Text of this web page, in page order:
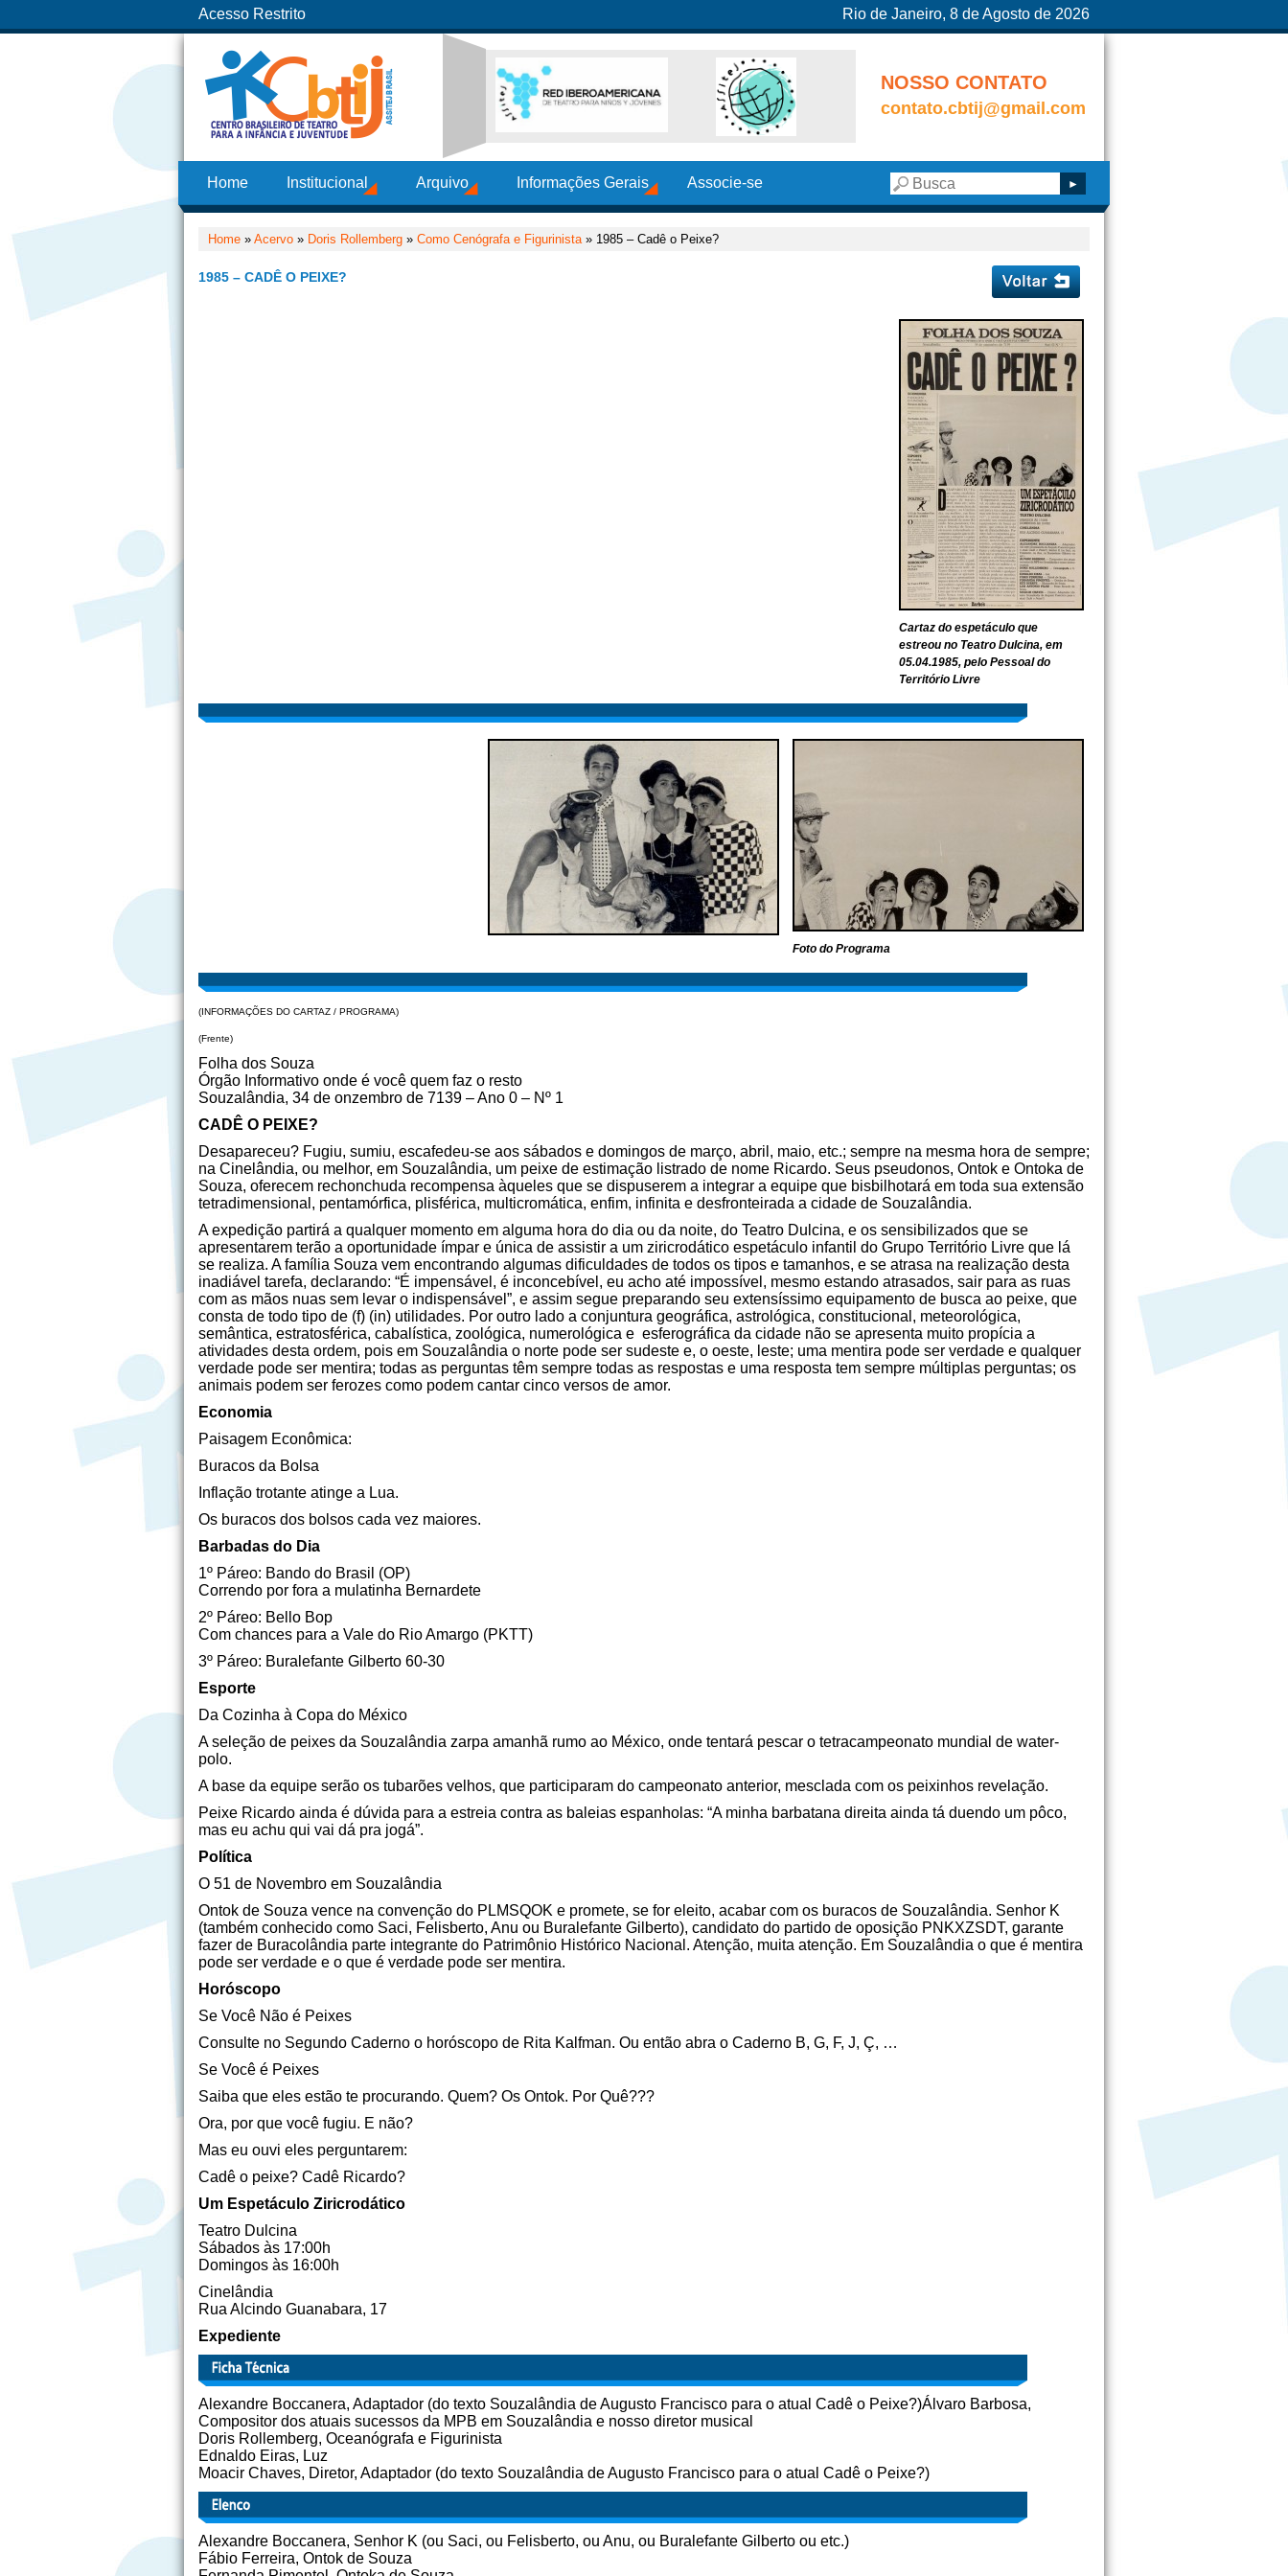
Acesso Restrito Rio de Janeiro, 8 de Agosto de 2026
NOSSO CONTATO
contato.cbtij@gmail.com
Home Institucional Arquivo Informações Gerais Associe-se
Home » Acervo » Doris Rollemberg » Como Cenógrafa e Figurinista» 1985 – Cadê o Peixe?
1985 – CADÊ O PEIXE?
Cartaz do espetáculo que
estreou no Teatro Dulcina, em
05.04.1985, pelo Pessoal do
Território Livre
Foto do Programa
(INFORMAÇÕES DO CARTAZ / PROGRAMA)
(Frente)
Folha dos Souza
Órgão Informativo onde é você quem faz o resto
Souzalândia, 34 de onzembro de 7139 – Ano 0 – Nº 1
CADÊ O PEIXE?
Desapareceu? Fugiu, sumiu, escafedeu-se aos sábados e domingos de março, abril, maio, etc.; sempre na mesma hora de sempre;
na Cinelândia, ou melhor, em Souzalândia, um peixe de estimação listrado de nome Ricardo. Seus pseudonos, Ontok e Ontoka de
Souza, oferecem rechonchuda recompensa àqueles que se dispuserem a integrar a equipe que bisbilhotará em toda sua extensão
tetradimensional, pentamórfica, plisférica, multicromática, enfim, infinita e desfronteirada a cidade de Souzalândia.
A expedição partirá a qualquer momento em alguma hora do dia ou da noite, do Teatro Dulcina, e os sensibilizados que se
apresentarem terão a oportunidade ímpar e única de assistir a um ziricrodático espetáculo infantil do Grupo Território Livre que lá
se realiza. A família Souza vem encontrando algumas dificuldades de todos os tipos e tamanhos, e se atrasa na realização desta
inadiável tarefa, declarando: “É impensável, é inconcebível, eu acho até impossível, mesmo estando atrasados, sair para as ruas
com as mãos nuas sem levar o indispensável”, e assim segue preparando seu extensíssimo equipamento de busca ao peixe, que
consta de todo tipo de (f) (in) utilidades. Por outro lado a conjuntura geográfica, astrológica, constitucional, meteorológica,
semântica, estratosférica, cabalística, zoológica, numerológica e esferográfica da cidade não se apresenta muito propícia a
atividades desta ordem, pois em Souzalândia o norte pode ser sudeste e, o oeste, leste; uma mentira pode ser verdade e qualquer
verdade pode ser mentira; todas as perguntas têm sempre todas as respostas e uma resposta tem sempre múltiplas perguntas; os
animais podem ser ferozes como podem cantar cinco versos de amor.
Economia
Paisagem Econômica:
Buracos da Bolsa
Inflação trotante atinge a Lua.
Os buracos dos bolsos cada vez maiores.
Barbadas do Dia
1º Páreo: Bando do Brasil (OP)
Correndo por fora a mulatinha Bernardete
2º Páreo: Bello Bop
Com chances para a Vale do Rio Amargo (PKTT)
3º Páreo: Buralefante Gilberto 60-30
Esporte
Da Cozinha à Copa do México
A seleção de peixes da Souzalândia zarpa amanhã rumo ao México, onde tentará pescar o tetracampeonato mundial de water-
polo.
A base da equipe serão os tubarões velhos, que participaram do campeonato anterior, mesclada com os peixinhos revelação.
Peixe Ricardo ainda é dúvida para a estreia contra as baleias espanholas: “A minha barbatana direita ainda tá duendo um pôco,
mas eu achu qui vai dá pra jogá”.
Política
O 51 de Novembro em Souzalândia
Ontok de Souza vence na convenção do PLMSQOK e promete, se for eleito, acabar com os buracos de Souzalândia. Senhor K
(também conhecido como Saci, Felisberto, Anu ou Buralefante Gilberto), candidato do partido de oposição PNKXZSDT, garante
fazer de Buracolândia parte integrante do Patrimônio Histórico Nacional. Atenção, muita atenção. Em Souzalândia o que é mentira
pode ser verdade e o que é verdade pode ser mentira.
Horóscopo
Se Você Não é Peixes
Consulte no Segundo Caderno o horóscopo de Rita Kalfman. Ou então abra o Caderno B, G, F, J, Ç, …
Se Você é Peixes
Saiba que eles estão te procurando. Quem? Os Ontok. Por Quê???
Ora, por que você fugiu. E não?
Mas eu ouvi eles perguntarem:
Cadê o peixe? Cadê Ricardo?
Um Espetáculo Ziricrodático
Teatro Dulcina
Sábados às 17:00h
Domingos às 16:00h
Cinelândia
Rua Alcindo Guanabara, 17
Expediente
Alexandre Boccanera, Adaptador (do texto Souzalândia de Augusto Francisco para o atual Cadê o Peixe?)Álvaro Barbosa,
Compositor dos atuais sucessos da MPB em Souzalândia e nosso diretor musical
Doris Rollemberg, Oceanógrafa e Figurinista
Ednaldo Eiras, Luz
Moacir Chaves, Diretor, Adaptador (do texto Souzalândia de Augusto Francisco para o atual Cadê o Peixe?)
Alexandre Boccanera, Senhor K (ou Saci, ou Felisberto, ou Anu, ou Buralefante Gilberto ou etc.)
Fábio Ferreira, Ontok de Souza